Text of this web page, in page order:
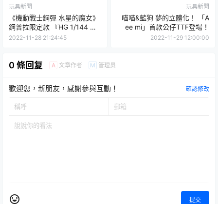
玩具新聞
《機動戰士鋼彈 水星的魔女》
鋼普拉限定款 『HG 1/144 異
端審判者 [透明配色]』預計 12
2022-11-28 21:24:45
玩具新聞
喵喵&藍狗 夢的立體化！ 「A
ee mi」首款公仔TTF登場！
2022-11-29 12:00:00
0 條回复 A 文章作者 M 管理员
歡迎您，新朋友，感謝參與互動！ 確認修改
提交